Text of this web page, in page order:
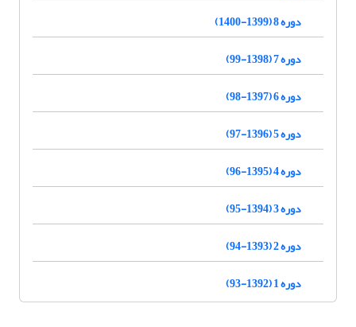
دوره 8 (1399-1400)
دوره 7 (1398-99)
دوره 6 (1397-98)
دوره 5 (1396-97)
دوره 4 (1395-96)
دوره 3 (1394-95)
دوره 2 (1393-94)
دوره 1 (1392-93)